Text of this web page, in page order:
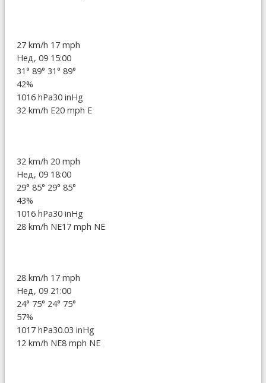
27 km/h 17 mph
Нед, 09 15:00
31° 89° 31° 89°
42%
1016 hPa30 inHg
32 km/h E20 mph E
32 km/h 20 mph
Нед, 09 18:00
29° 85° 29° 85°
43%
1016 hPa30 inHg
28 km/h NE17 mph NE
28 km/h 17 mph
Нед, 09 21:00
24° 75° 24° 75°
57%
1017 hPa30.03 inHg
12 km/h NE8 mph NE